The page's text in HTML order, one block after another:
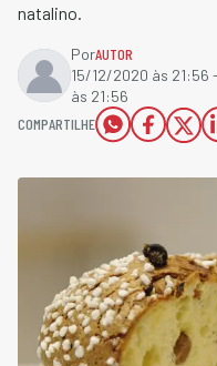
natalino.
PorAUTOR
15/12/2020 às 21:56
às 21:56
COMPARTILHE